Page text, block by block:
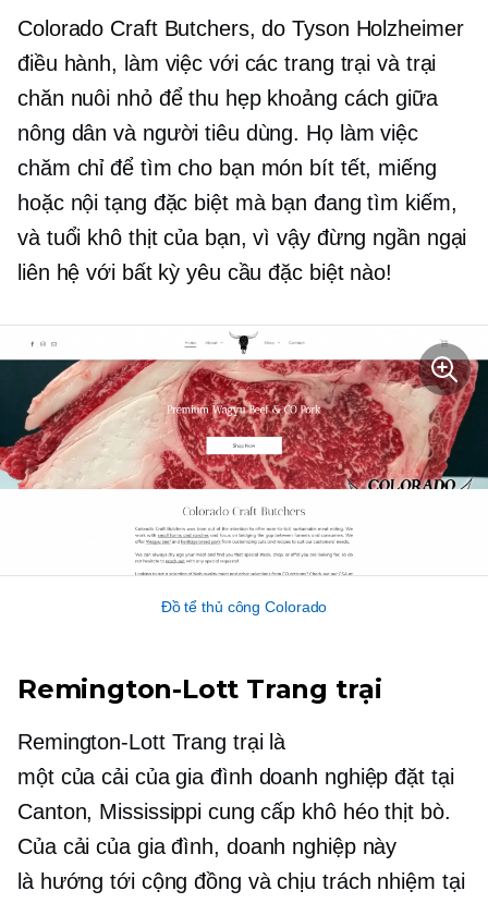
Colorado Craft Butchers, do Tyson Holzheimer
điều hành, làm việc với các trang trại và trại
chăn nuôi nhỏ để thu hẹp khoảng cách giữa
nông dân và người tiêu dùng. Họ làm việc
chăm chỉ để tìm cho bạn món bít tết, miếng
hoặc nội tạng đặc biệt mà bạn đang tìm kiếm,
và tuổi khôthịt của bạn, vì vậy đừng ngần ngại
liên hệ với bất kỳ yêu cầu đặc biệt nào!
Đồ tể thủ công Colorado
Remington-Lott Trang trại
Remington-LottTrang trại là
một của cải của gia đình doanh nghiệp đặt tại
Canton, Mississippi cung cấp khô héothịt bò.
Của cải của gia đình, doanh nghiệp này
là hướng tới cộng đồng và chịu trách nhiệm tại